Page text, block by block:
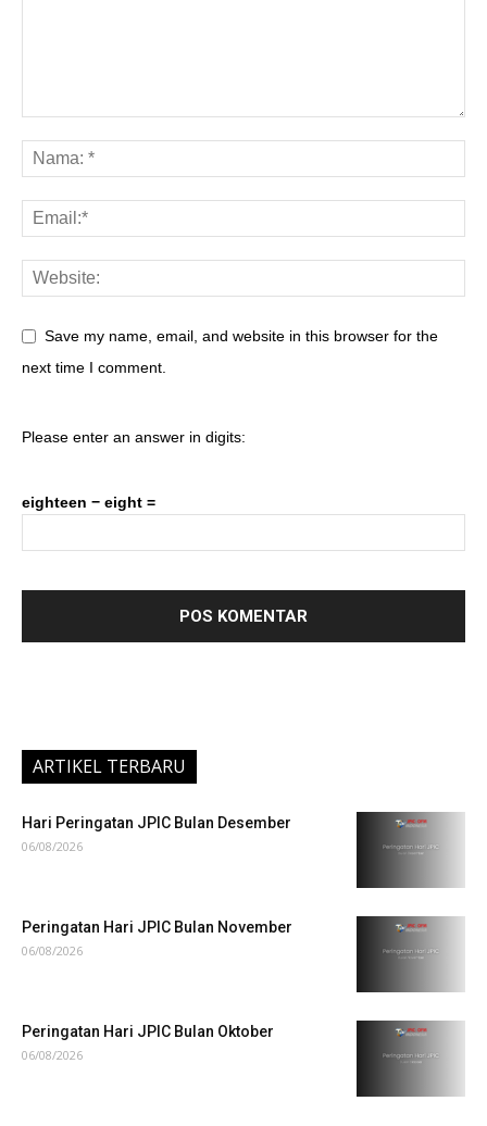
Save my name, email, and website in this browser for the
next time I comment.
Please enter an answer in digits:
eighteen − eight =
ARTIKEL TERBARU
Hari Peringatan JPIC Bulan Desember
06/08/2026
Peringatan Hari JPIC Bulan November
06/08/2026
Peringatan Hari JPIC Bulan Oktober
06/08/2026